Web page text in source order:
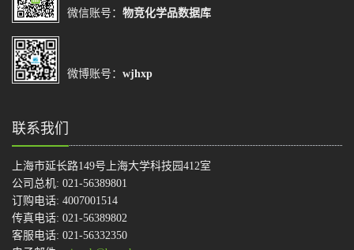
微信账号： 物竞化学品数据库
微博账号： wjhxp
联系我们
上海市延长路149号上海大学科技园412室
公司总机: 021-56389801
订购电话: 4007001514
传真电话: 021-56389802
客服电话: 021-56332350